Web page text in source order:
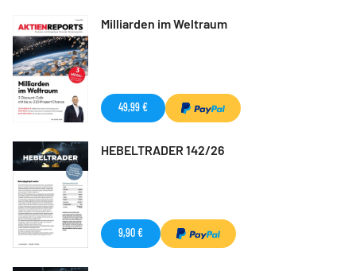
Milliarden im Weltraum
49,99 €
HEBELTRADER 142/26
9,90 €